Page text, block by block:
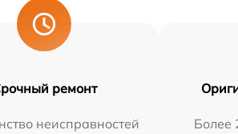
ремонт
неисправностей
Более